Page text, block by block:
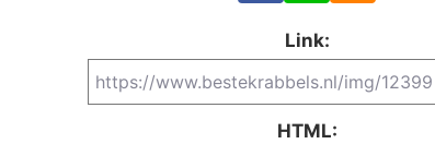
Link:
HTML: